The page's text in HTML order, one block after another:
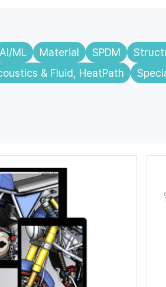
AI/ML Material SPDM
& Fluid, HeatPath